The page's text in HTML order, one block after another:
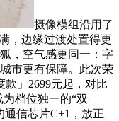
摄像模组沿用了
，边缘过渡处置得更
，空气感更同一：字
市更有保障。此次荣
」2699元起，对比
为档位独一的“双
通信芯片C+1，放正